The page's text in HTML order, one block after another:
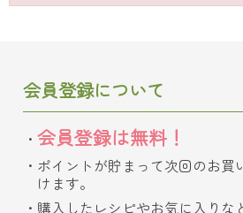
会員登録について
会員登録は無料！
ポイントが貯まって次回のお買
けます。
購入したレシピやお気に入りな